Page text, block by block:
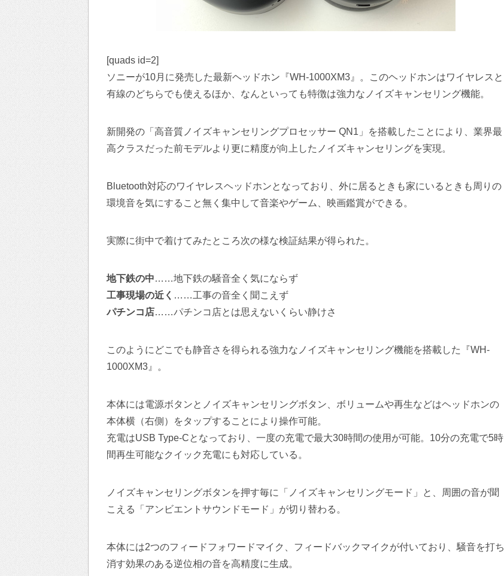
[quads id=2]
ソニーが10月に発売した最新ヘッドホン『WH-1000XM3』。このヘッドホンはワイヤレスと
有線のどちらでも使えるほか、なんといっても特徴は強力なノイズキャンセリング機能。
新開発の「高音質ノイズキャンセリングプロセッサー QN1」を搭載したことにより、業界最
高クラスだった前モデルより更に精度が向上したノイズキャンセリングを実現。
Bluetooth対応のワイヤレスヘッドホンとなっており、外に居るときも家にいるときも周りの
環境音を気にすること無く集中して音楽やゲーム、映画鑑賞ができる。
実際に街中で着けてみたところ次の様な検証結果が得られた。
地下鉄の中……地下鉄の騒音全く気にならず
工事現場の近く ……工事の音全く聞こえず
パチンコ店……パチンコ店とは思えないくらい静けさ
このようにどこでも静音さを得られる強力なノイズキャンセリング機能を搭載した『WH-
1000XM3』。
本体には電源ボタンとノイズキャンセリングボタン、ボリュームや再生などはヘッドホンの
本体横（右側）をタップすることにより操作可能。
充電はUSB Type-Cとなっており、一度の充電で最大30時間の使用が可能。10分の充電で5時
間再生可能なクイック充電にも対応している。
ノイズキャンセリングボタンを押す毎に「ノイズキャンセリングモード」と、周囲の音が聞
こえる「アンビエントサウンドモード」が切り替わる。
本体には2つのフィードフォワードマイク、フィードバックマイクが付いており、騒音を打ち
消す効果のある逆位相の音を高精度に生成。